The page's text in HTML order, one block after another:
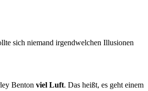
sich niemand irgendwelchen Illusionen
Benton viel Luft. Das heißt, es geht einem